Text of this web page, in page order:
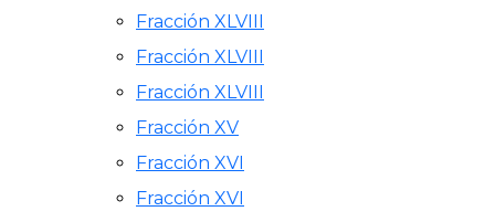
Fracción XLVIII
Fracción XLVIII
Fracción XLVIII
Fracción XV
Fracción XVI
Fracción XVI